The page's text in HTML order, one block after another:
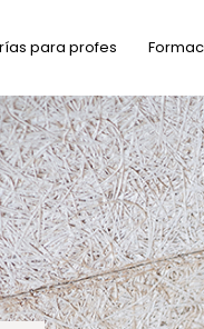
para profes